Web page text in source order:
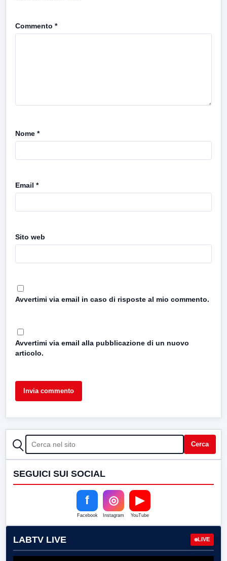
Commento *
Nome *
Email *
Sito web
Avvertimi via email in caso di risposte al mio commento.
Avvertimi via email alla pubblicazione di un nuovo
articolo.
CERCA Cerca
SEGUICI SUI SOCIAL
f
Facebook
◎
Instagram
▶
YouTube
LABTV LIVE LIVE